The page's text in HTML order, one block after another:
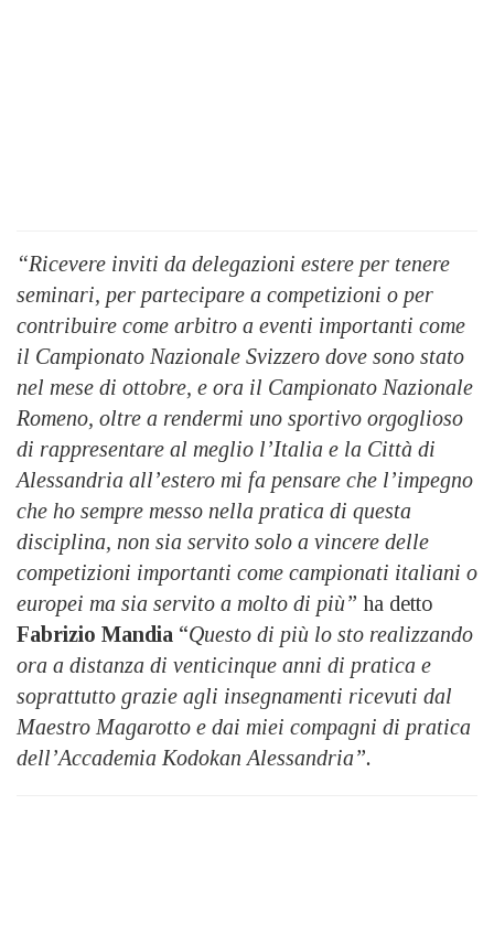
“Ricevere inviti da delegazioni estere per tenere
seminari, per partecipare a competizioni o per
contribuire come arbitro a eventi importanti come
il Campionato Nazionale Svizzero dove sono stato
nel mese di ottobre, e ora il Campionato Nazionale
Romeno, oltre a rendermi uno sportivo orgoglioso
di rappresentare al meglio l’Italia e la Città di
Alessandria all’estero mi fa pensare che l’impegno
che ho sempre messo nella pratica di questa
disciplina, non sia servito solo a vincere delle
competizioni importanti come campionati italiani o
europei ma sia servito a molto di più” ha detto
Fabrizio Mandia “Questo di più lo sto realizzando
ora a distanza di venticinque anni di pratica e
soprattutto grazie agli insegnamenti ricevuti dal
Maestro Magarotto e dai miei compagni di pratica
dell’Accademia Kodokan Alessandria”.